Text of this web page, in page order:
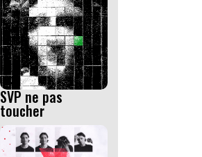
SVP ne pas
toucher